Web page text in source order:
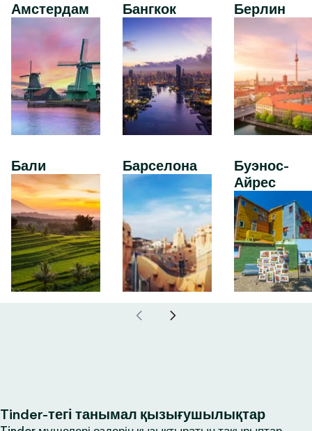
Амстердам
Бали
Бангкок
Барселона
Берлин
Буэнос-
Айрес
Tinder-тегі танымал қызығушылықтар